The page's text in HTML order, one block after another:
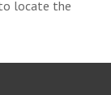
locate the